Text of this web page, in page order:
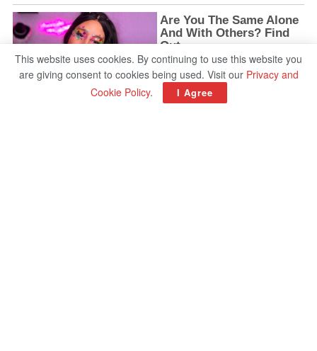
This website uses cookies. By continuing to use this website you
are giving consent to cookies being used. Visit our Privacy and
Cookie Policy. I Agree